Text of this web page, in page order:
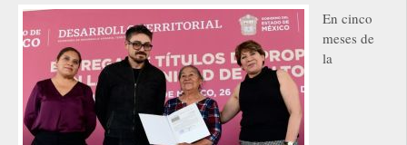
En cinco
meses de
la